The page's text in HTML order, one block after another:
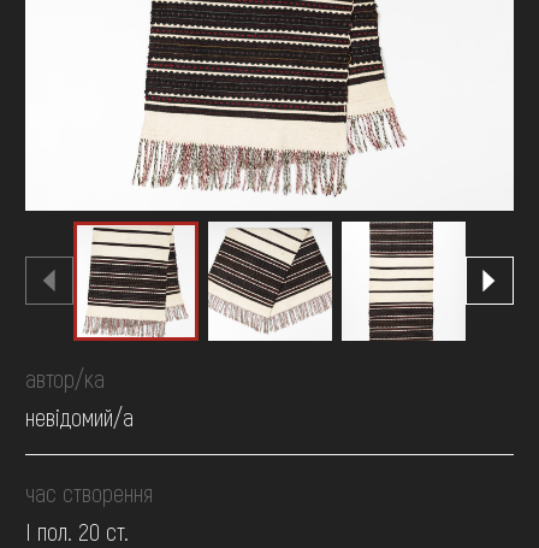
ОНЛАЙН-КРАМНИЦЯ
ПІДТРИМАТИ
автор/ка
невідомий/а
час створення
І пол. 20 ст.